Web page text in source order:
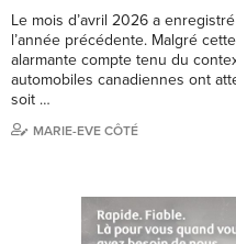
Le mois d’avril 2026 a
l’année précédente. Malgré
alarmante compte tenu du
automobiles canadiennes ont
soit …
MARIE-EVE CÔTÉ